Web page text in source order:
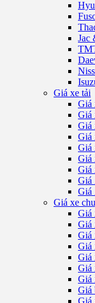
Jac
Giá xe tải
Giá
Giá
Giá
Giá
Giá
Giá
Giá
Giá
Giá
Giá xe
Giá
Giá
Giá
Giá
Giá
Giá
Giá
Giá